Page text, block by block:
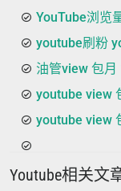
YouTube浏览
youtube刷粉
油管view 包月
youtube view
youtube view
Youtube相关文